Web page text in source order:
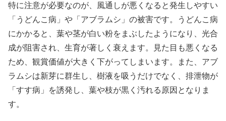
特に注意が必要なのが、風通しが悪くなると発生しやすい
「うどんこ病」や「アブラムシ」の被害です。うどんこ病
にかかると、葉や茎が白い粉をまぶしたようになり、光合
成が阻害され、生育が著しく衰えます。見た目も悪くなる
ため、観賞価値が大きく下がってしまいます。また、アブ
ラムシは新芽に群生し、樹液を吸うだけでなく、排泄物が
「すす病」を誘発し、葉や枝が黒く汚れる原因となりま
す。